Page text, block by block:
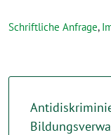
Schriftliche Anfrage,